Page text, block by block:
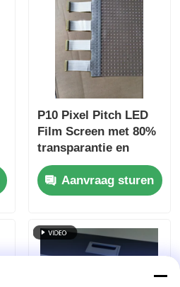
P10 Pixel Pitch LED
Film Screen met 80%
transparantie en
300W Max Power
voor Shopping Mall
Reclame
Aanvraag sturen